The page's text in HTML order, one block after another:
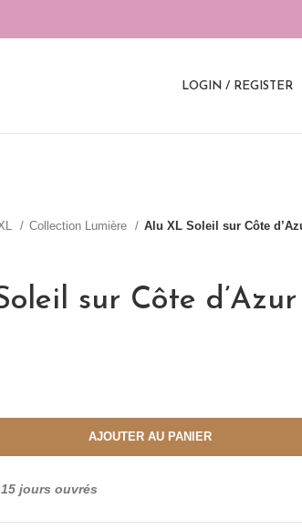
LOGIN / REGISTER
Collection Lumière Alu XL Soleil sur Côte
sur Côte d’Azur
AJOUTER AU PANIER
jours ouvrés